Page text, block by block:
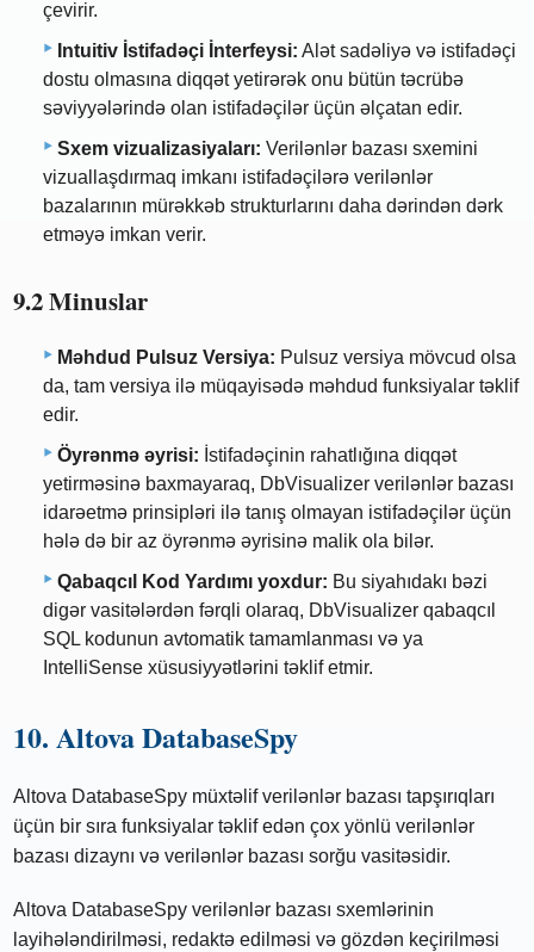
çevirir.
Intuitiv İstifadəçi İnterfeysi: Alət sadəliyə və istifadəçi
dostu olmasına diqqət yetirərək onu bütün təcrübə
səviyyələrində olan istifadəçilər üçün əlçatan edir.
Sxem vizualizasiyaları: Verilənlər bazası sxemini
vizuallaşdırmaq imkanı istifadəçilərə verilənlər
bazalarının mürəkkəb strukturlarını daha dərindən dərk
etməyə imkan verir.
9.2 Minuslar
Məhdud Pulsuz Versiya: Pulsuz versiya mövcud olsa
da, tam versiya ilə müqayisədə məhdud funksiyalar təklif
edir.
Öyrənmə əyrisi: İstifadəçinin rahatlığına diqqət
yetirməsinə baxmayaraq, DbVisualizer verilənlər bazası
idarəetmə prinsipləri ilə tanış olmayan istifadəçilər üçün
hələ də bir az öyrənmə əyrisinə malik ola bilər.
Qabaqcıl Kod Yardımı yoxdur: Bu siyahıdakı bəzi
digər vasitələrdən fərqli olaraq, DbVisualizer qabaqcıl
SQL kodunun avtomatik tamamlanması və ya
IntelliSense xüsusiyyətlərini təklif etmir.
10. Altova DatabaseSpy
Altova DatabaseSpy müxtəlif verilənlər bazası tapşırıqları
üçün bir sıra funksiyalar təklif edən çox yönlü verilənlər
bazası dizaynı və verilənlər bazası sorğu vasitəsidir.
Altova DatabaseSpy verilənlər bazası sxemlərinin
layihələndirilməsi, redaktə edilməsi və gözdən keçirilməsi